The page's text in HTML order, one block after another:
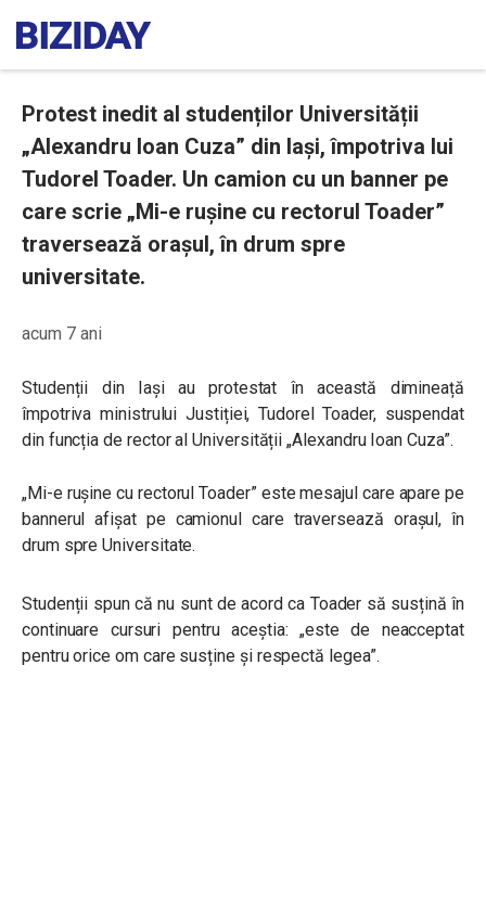
Protest inedit al studenților Universității
„Alexandru Ioan Cuza” din Iași, împotriva lui
Tudorel Toader. Un camion cu un banner pe
care scrie „Mi-e rușine cu rectorul Toader”
traversează orașul, în drum spre
universitate.
acum 7 ani
Studenții din Iași au protestat în această dimineață
împotriva ministrului Justiției, Tudorel Toader, suspendat
din funcția de rector al Universității „Alexandru Ioan Cuza”.
„Mi-e rușine cu rectorul Toader” este mesajul care apare pe
bannerul afișat pe camionul care traversează orașul, în
drum spre Universitate.
Studenții spun că nu sunt de acord ca Toader să susțină în
continuare cursuri pentru aceștia: „este de neacceptat
pentru orice om care susține și respectă legea”.